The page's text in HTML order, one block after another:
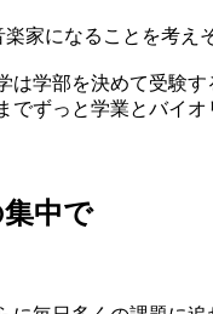
家になることを考え
学部を決めて受験
ずっと学業とバイ
中で